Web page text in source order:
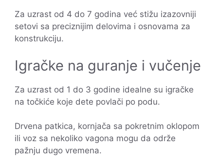
Za uzrast od 4 do 7 godina već stižu izazovniji
setovi sa preciznijim delovima i osnovama za
konstrukciju.
Igračke na guranje i vučenje
Za uzrast od 1 do 3 godine idealne su igračke
na točkiće koje dete povlači po podu.
Drvena patkica, kornjača sa pokretnim oklopom
ili voz sa nekoliko vagona mogu da održe
pažnju dugo vremena.